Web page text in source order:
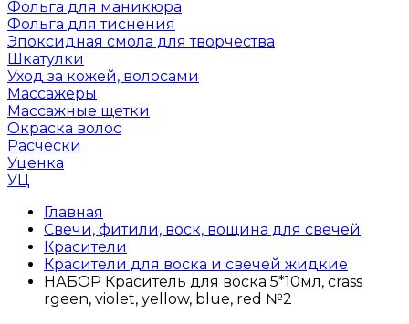
Фольга для маникюра
Фольга для тиснения
Эпоксидная смола для творчества
Шкатулки
Уход за кожей, волосами
Массажеры
Массажные щетки
Окраска волос
Расчески
Уценка
УЦ
Главная
Свечи, фитили, воск, вощина для свечей
Красители
Красители для воска и свечей жидкие
НАБОР Краситель для воска 5*10мл, crass
rgeen, violet, yellow, blue, red №2